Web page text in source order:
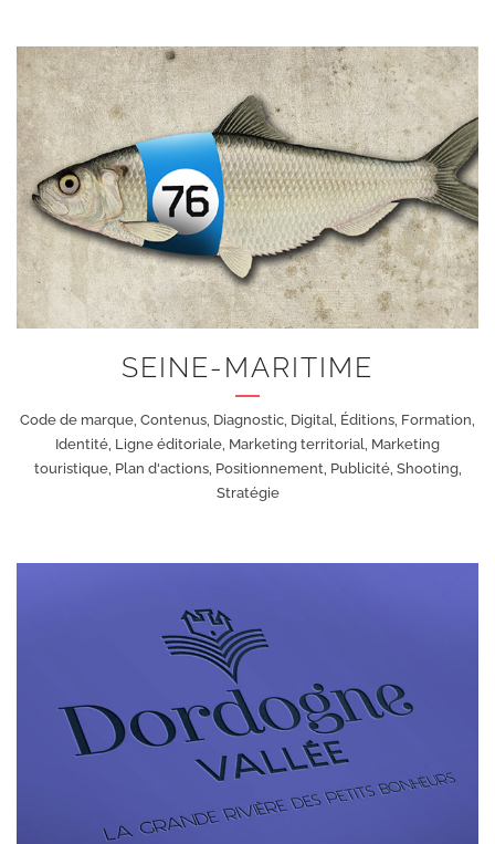
+
SEINE-MARITIME
Code de marque, Contenus, Diagnostic, Digital, Éditions, Formation,
Identité, Ligne éditoriale, Marketing territorial, Marketing
touristique, Plan d'actions, Positionnement, Publicité, Shooting,
Stratégie
+